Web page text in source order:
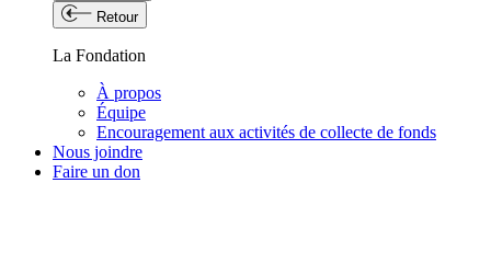
Retour
La Fondation
À propos
Équipe
Encouragement aux activités de collecte de fonds
Nous joindre
Faire un don